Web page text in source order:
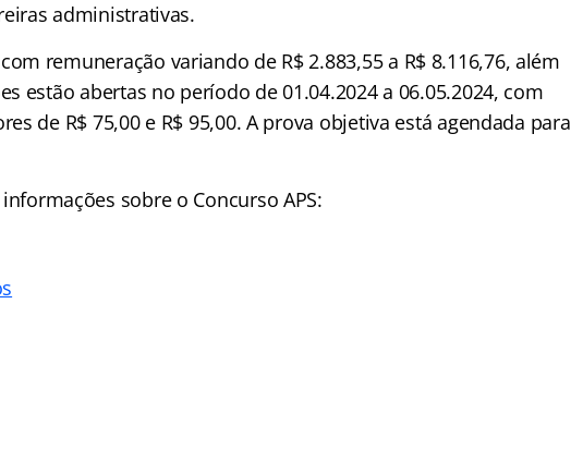
administrativas.
remuneração variando de R$ 2.883,55 a R$ 8.116,76, além
estão abertas no período de 01.04.2024 a 06.05.2024, com
de R$ 75,00 e R$ 95,00. A prova objetiva está agendada para
sobre o Concurso APS: